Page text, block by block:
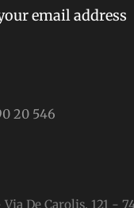
email address
20 546
De Carolis, 121 -